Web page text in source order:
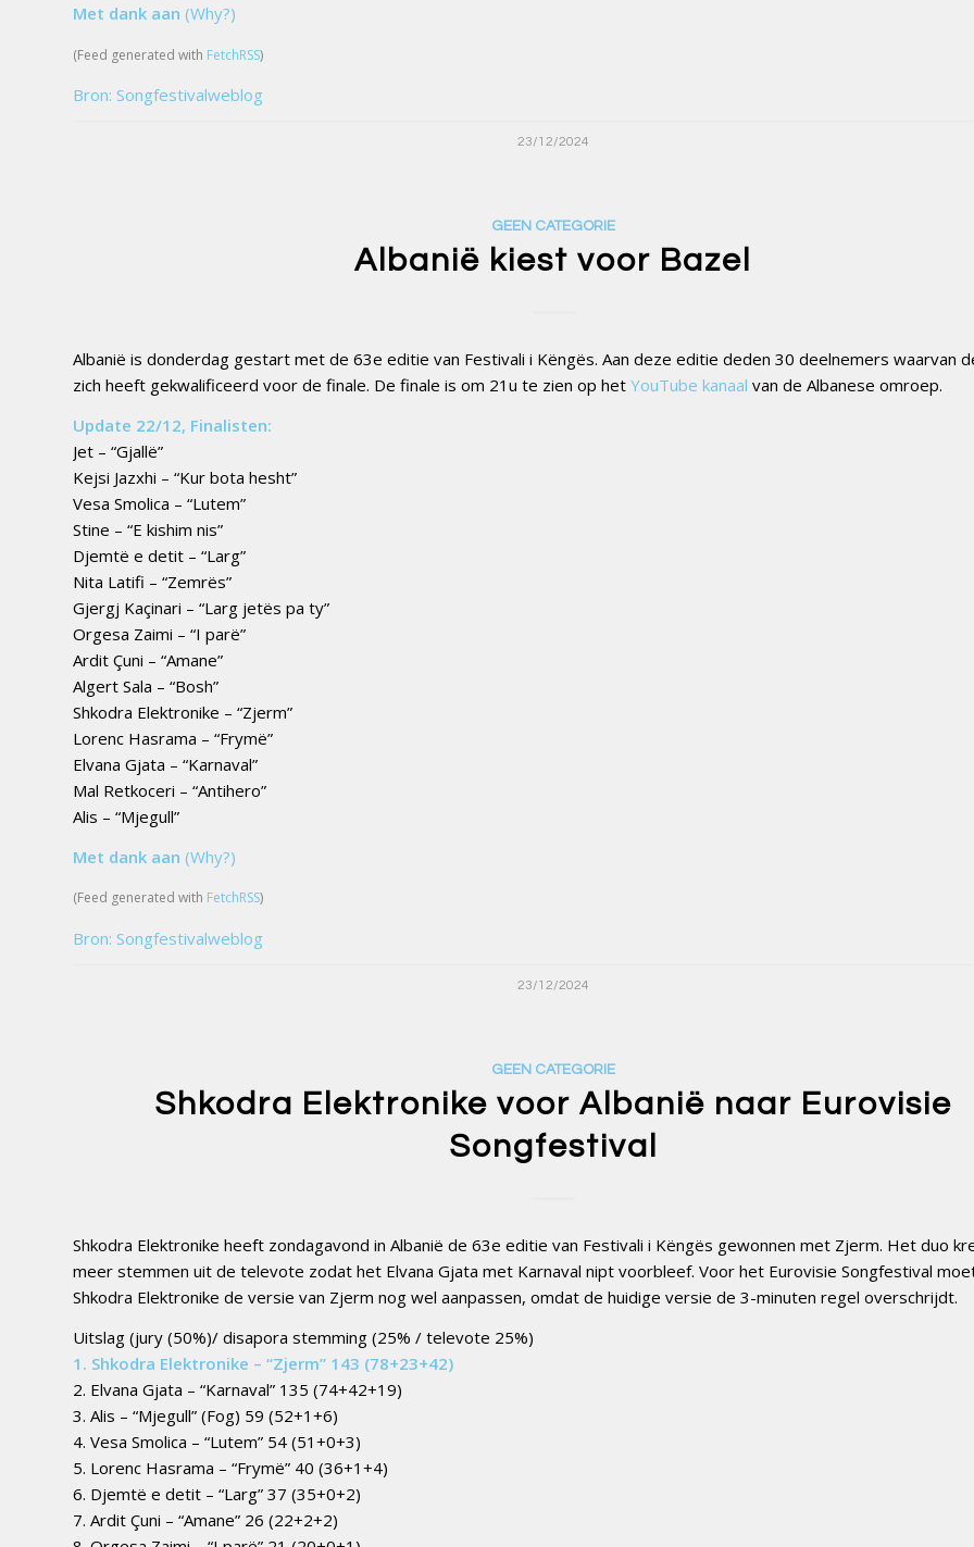
Met dank aan (Why?)
(Feed generated with FetchRSS)
Bron: Songfestivalweblog
23/12/2024
GEEN CATEGORIE
Albanië kiest voor Bazel
Albanië is donderdag gestart met de 63e editie van Festivali i Këngës. Aan deze editie deden 30 deelnemers waarvan
zich heeft gekwalificeerd voor de finale. De finale is om 21u te zien op het YouTube kanaal van de Albanese omroep.
Update 22/12, Finalisten:
Jet – “Gjallë”
Kejsi Jazxhi – “Kur bota hesht”
Vesa Smolica – “Lutem”
Stine – “E kishim nis”
Djemtë e detit – “Larg”
Nita Latifi – “Zemrës”
Gjergj Kaçinari – “Larg jetës pa ty”
Orgesa Zaimi – “I parë”
Ardit Çuni – “Amane”
Algert Sala – “Bosh”
Shkodra Elektronike – “Zjerm”
Lorenc Hasrama – “Frymë”
Elvana Gjata – “Karnaval”
Mal Retkoceri – “Antihero”
Alis – “Mjegull”
Met dank aan (Why?)
(Feed generated with FetchRSS)
Bron: Songfestivalweblog
23/12/2024
GEEN CATEGORIE
Shkodra Elektronike voor Albanië naar Eurovisie
Songfestival
Shkodra Elektronike heeft zondagavond in Albanië de 63e editie van Festivali i Këngës gewonnen met Zjerm. Het duo
meer stemmen uit de televote zodat het Elvana Gjata met Karnaval nipt voorbleef. Voor het Eurovisie Songfestival
Shkodra Elektronike de versie van Zjerm nog wel aanpassen, omdat de huidige versie de 3-minuten regel overschrijdt.
Uitslag (jury (50%)/ disapora stemming (25% / televote 25%)
1. Shkodra Elektronike – “Zjerm” 143 (78+23+42)
2. Elvana Gjata – “Karnaval” 135 (74+42+19)
3. Alis – “Mjegull” (Fog) 59 (52+1+6)
4. Vesa Smolica – “Lutem” 54 (51+0+3)
5. Lorenc Hasrama – “Frymë” 40 (36+1+4)
6. Djemtë e detit – “Larg” 37 (35+0+2)
7. Ardit Çuni – “Amane” 26 (22+2+2)